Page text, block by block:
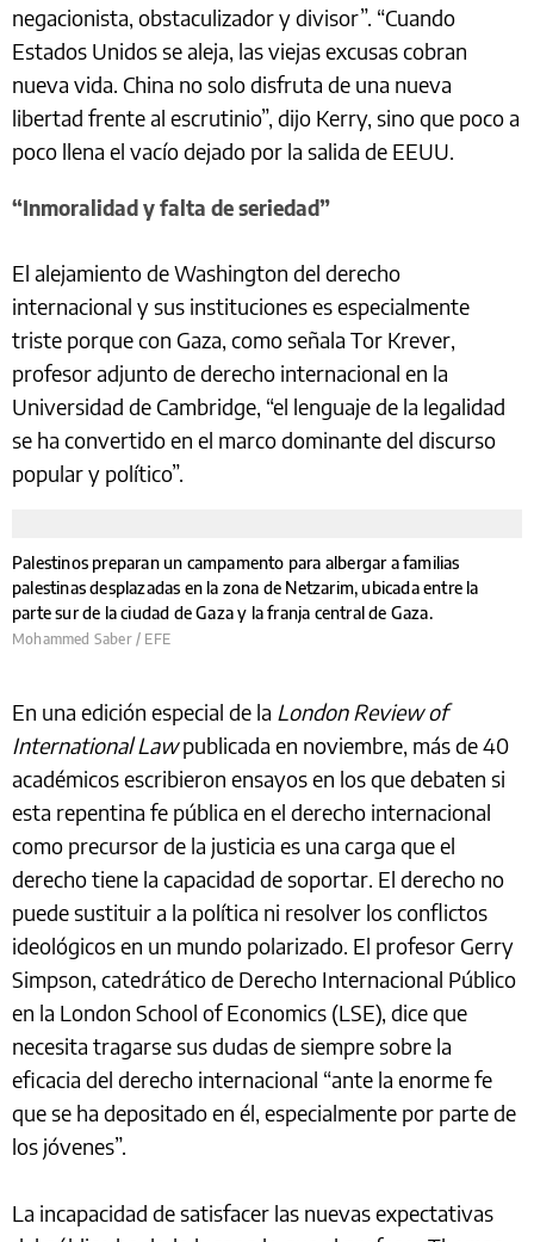
negacionista, obstaculizador y divisor”. “Cuando
Estados Unidos se aleja, las viejas excusas cobran
nueva vida. China no solo disfruta de una nueva
libertad frente al escrutinio”, dijo Kerry, sino que poco a
poco llena el vacío dejado por la salida de EEUU.
“Inmoralidad y falta de seriedad”
El alejamiento de Washington del derecho
internacional y sus instituciones es especialmente
triste porque con Gaza, como señala Tor Krever,
profesor adjunto de derecho internacional en la
Universidad de Cambridge, “el lenguaje de la legalidad
se ha convertido en el marco dominante del discurso
popular y político”.
Palestinos preparan un campamento para albergar a familias
palestinas desplazadas en la zona de Netzarim, ubicada entre la
parte sur de la ciudad de Gaza y la franja central de Gaza.
Mohammed Saber / EFE
En una edición especial de laLondon Review of
International Law publicada en noviembre, más de 40
académicos escribieron ensayos en los que debaten si
esta repentina fe pública en el derecho internacional
como precursor de la justicia es una carga que el
puede sustituir a la política ni resolver los conflictos